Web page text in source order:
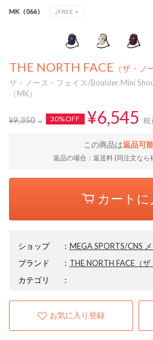
MK（066） ./FREE ×
THE NORTH FACE （ザ・ノ
ザ・ノース・フェイス/Boulder Mini
（MK）
¥9,350 30%OFF ¥6,545 税
この商品は返品可
返品の場合：返送料 (同注文なら
カートに
ショップ ： MEGA SPORTS/CNS
ブランド
： THE NORTH FACE（ザ
カテゴリ
：
お気に入り登録